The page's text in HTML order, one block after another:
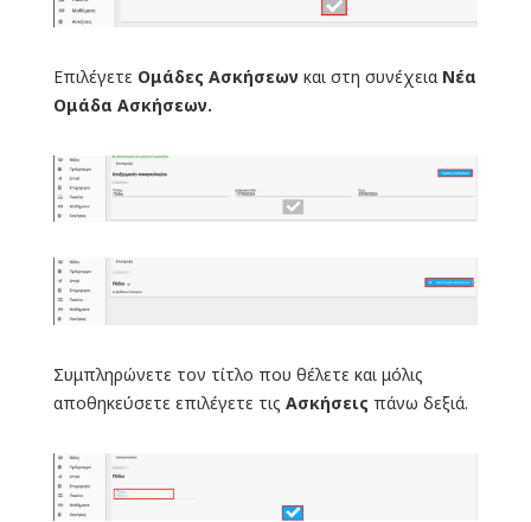
Επιλέγετε Ομάδες Ασκήσεων και στη συνέχεια Νέα
Ομάδα Ασκήσεων.
Συμπληρώνετε τον τίτλο που θέλετε και μόλις
αποθηκεύσετε επιλέγετε τις Ασκήσεις πάνω δεξιά.